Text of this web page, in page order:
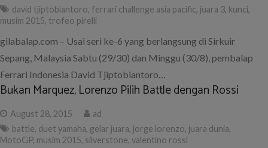
david tjiptobiantoro, ferrari challenge asia pacific, juara 3, kunci,
musim 2015, trofeo pirelli
gilabalap.com – Usai seri ke-6 yang berlangsung di Sirkuir
Sepang, Malaysia Sabtu (29/30) dan Minggu (30/8), pembalap
Ferrari Indonesia David Tjiptobiantoro…
Bukan Marquez, Lorenzo Pilih Battle dengan Rossi
August 28, 2015
ad
battle, duet yamaha, gelar juara, jorge lorenzo, juara dunia,
MotoGP, musim 2015, silverstone, valentino rossi